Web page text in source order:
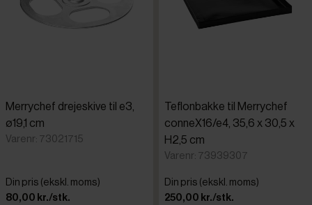
Merrychef drejeskive til e3,
ø19,1 cm
Varenr: 73021715
Din pris (ekskl. moms)
80,00 kr./stk.
Teflonbakke til Merrychef
conneX16/e4, 35,6 x 30,5 x
H2,5 cm
Varenr: 73939307
Din pris (ekskl. moms)
250,00 kr./stk.